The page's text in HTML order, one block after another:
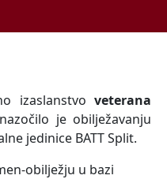
izaslanstvo veterana
je obilježavanju
jedinice BATT Split.
obilježju u bazi